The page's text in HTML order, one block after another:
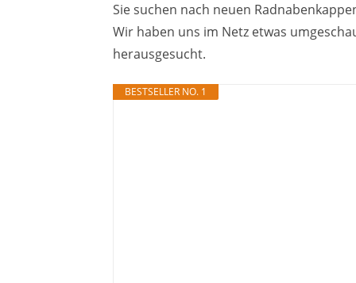
Sie suchen nach neuen
Wir haben uns im Netz etwas
herausgesucht.
BESTSELLER NO. 1